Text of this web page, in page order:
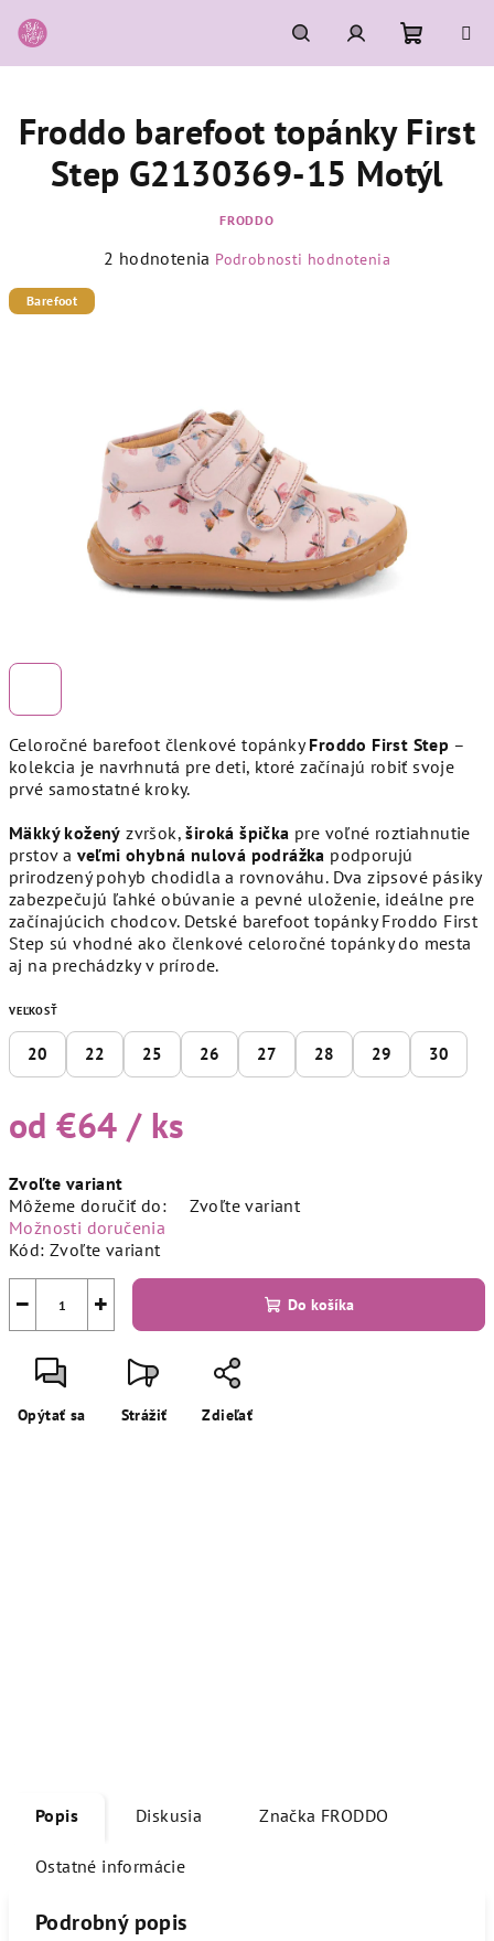
na
obsah
HľadaťPrihlásenie
košík
Celoročné barefoot členkové topánkyFroddo First Step –
kolekcia je navrhnutá pre deti, ktoré začínajú robiť svoje
prvé samostatné kroky.
Mäkký kožený zvršok,široká špička pre voľné roztiahnutie
prstov a veľmi ohybná nulová podrážka podporujú
prirodzený pohyb chodidla a rovnováhu. Dva zipsové pásiky
zabezpečujú ľahké obúvanie a pevné uloženie, ideálne pre
začínajúcich chodcov. Detské barefoot topánky Froddo First
Step sú vhodné ako členkové celoročné topánky do mesta
aj na prechádzky v prírode.
VEĽKOSŤ
20 22 25 26 27 28 29 30
od€64 / ks
cena:
Zvoľte variant
Môžeme doručiť do:
Zvoľte variant
Možnosti doručenia
Kód: Zvoľte variant
+
− Do košíka
Opýtať sa Strážiť Zdieľať
Froddo barefoot topánky First
Step G2130369-15 Motýl
FRODDO
Priemerné
hviezdičiek.
2 hodnotenia Podrobnosti hodnotenia
Barefoot
Popis Diskusia Značka FRODDO
Ostatné informácie
Podrobný popis